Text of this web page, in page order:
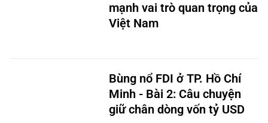
mạnh vai trò quan trọng của
Việt Nam
Bùng nổ FDI ở TP. Hồ Chí
Minh - Bài 2: Câu chuyện
giữ chân dòng vốn tỷ USD